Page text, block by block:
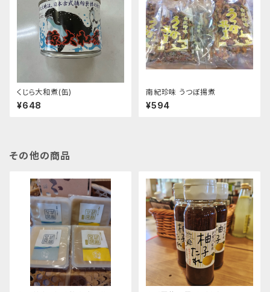
くじら大和煮(缶)
¥648
南紀珍味 うつぼ揚煮
¥594
その他の商品